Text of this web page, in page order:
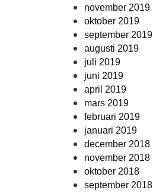
november 2019
oktober 2019
september 2019
augusti 2019
juli 2019
juni 2019
april 2019
mars 2019
februari 2019
januari 2019
december 2018
november 2018
oktober 2018
september 2018